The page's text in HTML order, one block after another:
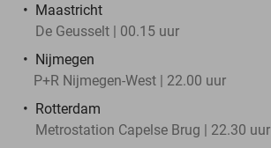
Maastricht
De Geusselt | 00.15 uur
Nijmegen
P+R Nijmegen-West | 22.00 uur
Rotterdam
Metrostation Capelse Brug | 22.30 uur